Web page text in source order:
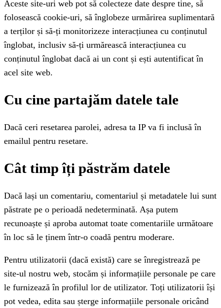
Aceste site-uri web pot să colecteze date despre tine, să
folosească cookie-uri, să înglobeze urmărirea suplimentară
a terților și să-ți monitorizeze interacțiunea cu conținutul
înglobat, inclusiv să-ți urmărească interacțiunea cu
conținutul înglobat dacă ai un cont și ești autentificat în
acel site web.
Cu cine partajăm datele tale
Dacă ceri resetarea parolei, adresa ta IP va fi inclusă în
emailul pentru resetare.
Cât timp îți păstrăm datele
Dacă lași un comentariu, comentariul și metadatele lui sunt
păstrate pe o perioadă nedeterminată. Așa putem
recunoaște și aproba automat toate comentariile următoare
în loc să le ținem într-o coadă pentru moderare.
Pentru utilizatorii (dacă există) care se înregistrează pe
site-ul nostru web, stocăm și informațiile personale pe care
le furnizează în profilul lor de utilizator. Toți utilizatorii își
pot vedea, edita sau șterge informațiile personale oricând